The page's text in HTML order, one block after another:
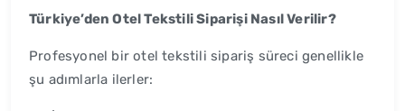
Türkiye’den Otel Tekstili Siparişi Nasıl Verilir?
Profesyonel bir otel tekstili sipariş süreci genellikle
şu adımlarla ilerler: